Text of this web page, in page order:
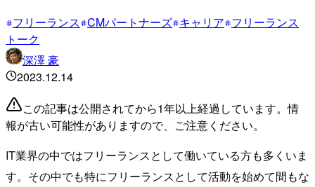
フリーランス CMパートナーズ キャリア フリーランス
トーク
深澤 豪
2023.12.14
この記事は公開されてから1年以上経過しています。情
報が古い可能性がありますので、ご注意ください。
IT業界の中ではフリーランスとして働いている方も多くいま
す。その中でも特にフリーランスとして活動を始めて間もな